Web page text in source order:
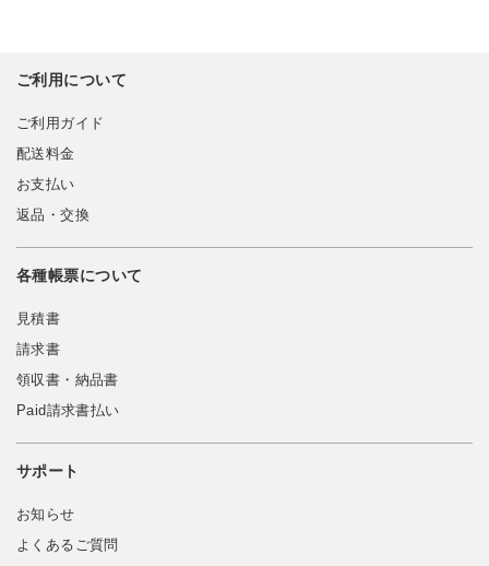
ご利用について
ご利用ガイド
配送料金
お支払い
返品・交換
各種帳票について
見積書
請求書
領収書・納品書
Paid請求書払い
サポート
お知らせ
よくあるご質問